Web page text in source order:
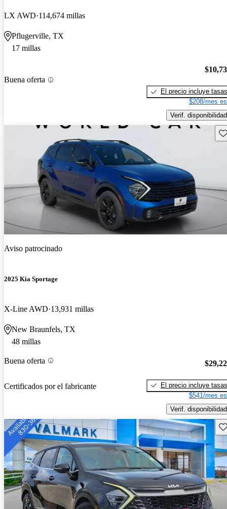
LX AWD 114,674 millas
Pflugerville, TX
17 millas
Buena oferta
El precio incluye tasas
$208/mes
Verif. disponibilidad
Aviso patrocinado
2025 Kia Sportage
X-Line AWD 13,931 millas
New Braunfels, TX
48 millas
Buena oferta
Certificados por el fabricante
El precio incluye tasas
$541/mes
Verif. disponibilidad